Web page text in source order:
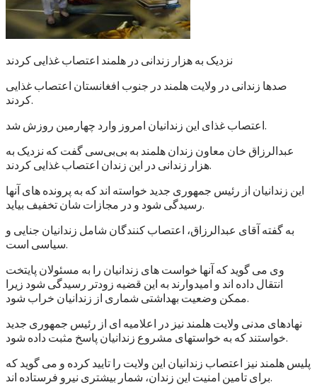
نزدیک به هزار زندانی در هلمند اعتصاب غذایی کردند
صدها زندانی در ولایت هلمند در جنوب افغانستان اعتصاب غذایی
کردند.
اعتصاب غذای این زندانیان امروز وارد چهارمین روزش شد.
عبدالرزاق خان معاون زندان هلمند به بی‌بی‌سی گفت که نزدیک به
هزار زندانی در این زندان اعتصاب غذایی کردند.
این زندانیان از رئیس جمهوری جدید خواسته اند که به پرونده های آنها
رسیدگی شود و در مجازات شان تخفیف بیاید.
به گفته آقای عبدالرزاق، اعتصاب کنندگان شامل زندانیان جنایی و
سیاسی است.
وی می گوید که آنها خواست های زندانیان را به مسئولان پایتخت
انتقال داده اند و امیدوارند به این قضیه زودتر رسیدگی شود زیرا
ممکن وضعیت بهداشتی شماری از زندانیان خراب شود.
نهادهای مدنی ولایت هلمند نیز در اعلامیه ای از رئیس جمهوری جدید
خواستند که به خواستهای مشروع زندانیان پاسخ مثبت داده شود.
پلیس هلمند نیز اعتصاب زندانیان این ولایت را تایید کرده و می گوید که
برای تامین امنیت این زندان، شمار بیشتری نیرو فرستاده اند.